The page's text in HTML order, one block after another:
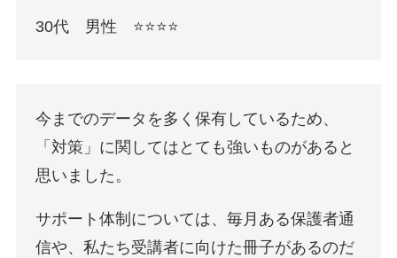
30代 男性 ⭐️⭐️⭐️⭐️
今までのデータを多く保有しているため、
「対策」に関してはとても強いものがあると
思いました。
サポート体制については、毎月ある保護者通
信や、私たち受講者に向けた冊子があるのだ